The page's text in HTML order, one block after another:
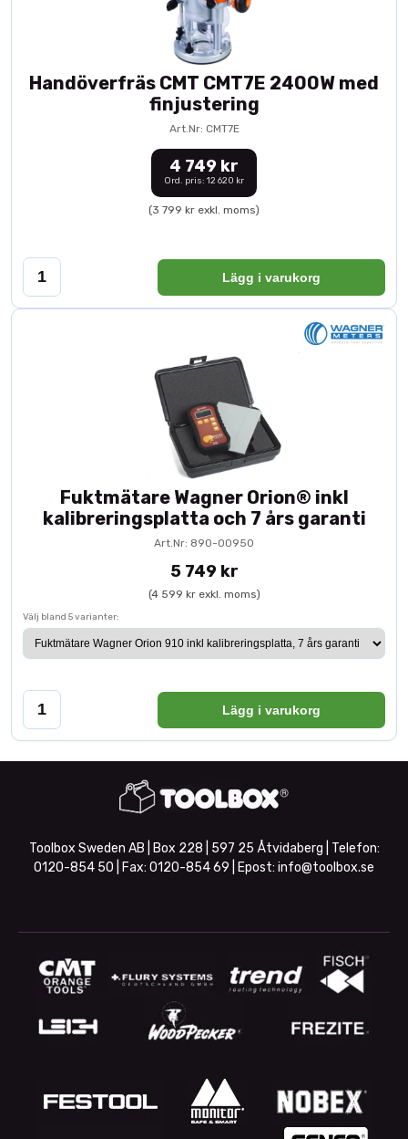
Handöverfräs CMT CMT7E 2400W med
finjustering
Art.Nr: CMT7E
4 749 kr
Ord. pris: 12 620 kr
(3 799 kr exkl. moms)
Lägg i varukorg
Fuktmätare Wagner Orion® inkl
kalibreringsplatta och 7 års garanti
Art.Nr: 890-00950
5 749 kr
(4 599 kr exkl. moms)
Välj bland 5 varianter:
Lägg i varukorg
Toolbox Sweden AB | Box 228 | 597 25 Åtvidaberg | Telefon:
0120-854 50 | Fax: 0120-854 69 | Epost: info@toolbox.se